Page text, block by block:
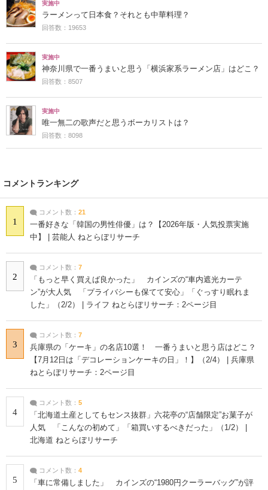
実施中
ラーメンって日本食？それとも中華料理？
回答数：19653
実施中
神奈川県で一番うまいと思う「横浜家系ラーメン店」はどこ？
回答数：8507
実施中
唯一無二の歌声だと思うボーカリストは？
回答数：8098
コメントランキング
1
コメント数： 21
一番好きな「韓国の男性俳優」は？【2026年版・人気投票実施
中】 | 芸能人 ねとらぼリサーチ
2
コメント数： 7
「もっと早く買えば良かった」 カインズの“車内遮光カーテ
ン”が大人気 「プライバシーも保てて安心」「ぐっすり眠れま
した」（2/2） | ライフ ねとらぼリサーチ：2ページ目
3
コメント数： 7
兵庫県の「ケーキ」の名店10選！ 一番うまいと思う店はどこ？
【7月12日は「デコレーションケーキの日」！】（2/4） | 兵庫県
ねとらぼリサーチ：2ページ目
4
コメント数： 5
「北海道土産としてもセンス抜群」六花亭の“店舗限定”お菓子が
人気 「こんなの初めて」「箱買いするべきだった」（1/2） |
北海道 ねとらぼリサーチ
5
コメント数： 4
「車に常備しました」 カインズの“1980円クーラーバッグ”が評